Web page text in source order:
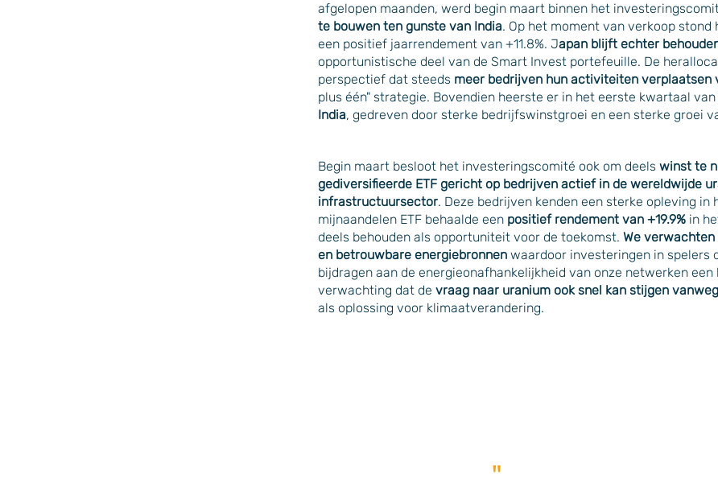
afgelopen maanden, werd begin maart binnen het
te bouwen ten gunste van India. Op het moment van verkoop
een positief jaarrendement van +11.8%. Japan blijft echter
opportunistische deel van de Smart Invest portefeuille. De
perspectief dat steeds meer bedrijven hun activiteiten verplaatsen
plus één" strategie. Bovendien heerste er in het eerste kwartaal
India, gedreven door sterke bedrijfswinstgroei en een sterke groei
Begin maart besloot het investeringscomité ook om deels winst te
gediversifieerde ETF gericht op bedrijven actief in de wereldwijde
infrastructuursector. Deze bedrijven kenden een sterke opleving
mijnaandelen ETF behaalde een positief rendement van +19.9%in
deels behouden als opportuniteit voor de toekomst. We
en betrouwbare energiebronnenwaardoor investeringen in spelers
bijdragen aan de energieonafhankelijkheid van onze netwerken
verwachting dat de vraag naar uranium ook snel kan stijgen
als oplossing voor klimaatverandering.
"